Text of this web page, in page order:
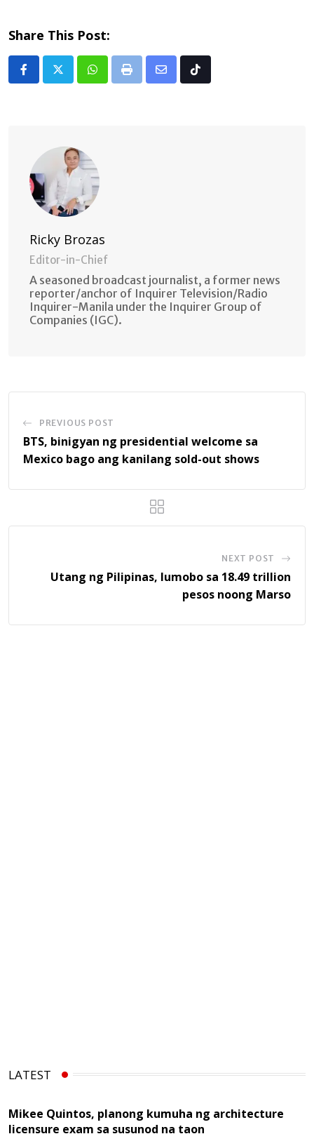
Share This Post:
Whatsapp
Print
Share Tiktok
Ricky Brozas
Editor-in-Chief
A seasoned broadcast journalist, a former news
reporter/anchor of Inquirer Television/Radio
Inquirer-Manila under the Inquirer Group of
Companies (IGC).
PREVIOUS POST
BTS, binigyan ng presidential welcome sa
Mexico bago ang kanilang sold-out shows
NEXT POST
Utang ng Pilipinas, lumobo sa 18.49 trillion
pesos noong Marso
LATEST
Mikee Quintos, planong kumuha ng architecture
licensure exam sa susunod na taon